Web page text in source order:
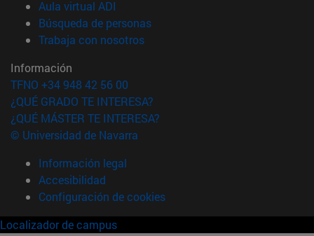
Aula virtual ADI
Búsqueda de personas(abre en nueva ventana)
Trabaja con nosotros(abre en nueva ventana)
Información
TFNO +34 948 42 56 00
¿QUÉ GRADO TE INTERESA?
¿QUÉ MÁSTER TE INTERESA?
© Universidad de Navarra
Información legal
Accesibilidad
Configuración de cookies
Localizador de campus